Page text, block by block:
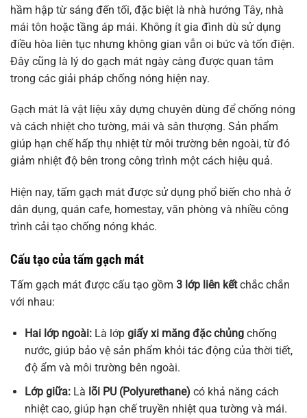
hầm hập từ sáng đến tối, đặc biệt là nhà hướng Tây, nhà
mái tôn hoặc tầng áp mái. Không ít gia đình dù sử dụng
điều hòa liên tục nhưng không gian vẫn oi bức và tốn điện.
Đây cũng là lý do gạch mát ngày càng được quan tâm
trong các giải pháp chống nóng hiện nay.
Gạch mát là vật liệu xây dựng chuyên dùng để chống nóng
và cách nhiệt cho tường, mái và sân thượng. Sản phẩm
giúp hạn chế hấp thụ nhiệt từ môi trường bên ngoài, từ đó
giảm nhiệt độ bên trong công trình một cách hiệu quả.
Hiện nay, tấm gạch mát được sử dụng phổ biến cho nhà ở
dân dụng, quán cafe, homestay, văn phòng và nhiều công
trình cải tạo chống nóng khác.
Cấu tạo của tấm gạch mát
Tấm gạch mát được cấu tạo gồm 3 lớp liên kếtchắc chắn
với nhau:
Hai lớp ngoài:Là lớp giấy xi măng đặc chủngchống
nước, giúp bảo vệ sản phẩm khỏi tác động của thời tiết,
độ ẩm và môi trường bên ngoài.
Lớp giữa:Là lõi PU (Polyurethane) có khả năng cách
nhiệt cao, giúp hạn chế truyền nhiệt qua tường và mái.